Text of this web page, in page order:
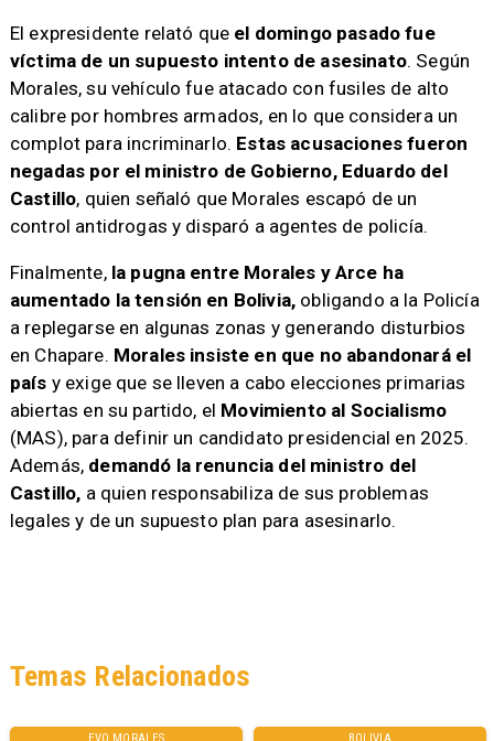
El expresidente relató que el domingo pasado fue
víctima de un supuesto intento de asesinato. Según
Morales, su vehículo fue atacado con fusiles de alto
calibre por hombres armados, en lo que considera un
complot para incriminarlo. Estas acusaciones fueron
negadas por el ministro de Gobierno, Eduardo del
Castillo, quien señaló que Morales escapó de un
control antidrogas y disparó a agentes de policía.
Finalmente, la pugna entre Morales y Arce ha
aumentado la tensión en Bolivia, obligando a la Policía
a replegarse en algunas zonas y generando disturbios
en Chapare. Morales insiste en que no abandonará el
país y exige que se lleven a cabo elecciones primarias
abiertas en su partido, el Movimiento al Socialismo
(MAS), para definir un candidato presidencial en 2025.
Además, demandó la renuncia del ministro del
Castillo, a quien responsabiliza de sus problemas
legales y de un supuesto plan para asesinarlo.
Temas Relacionados